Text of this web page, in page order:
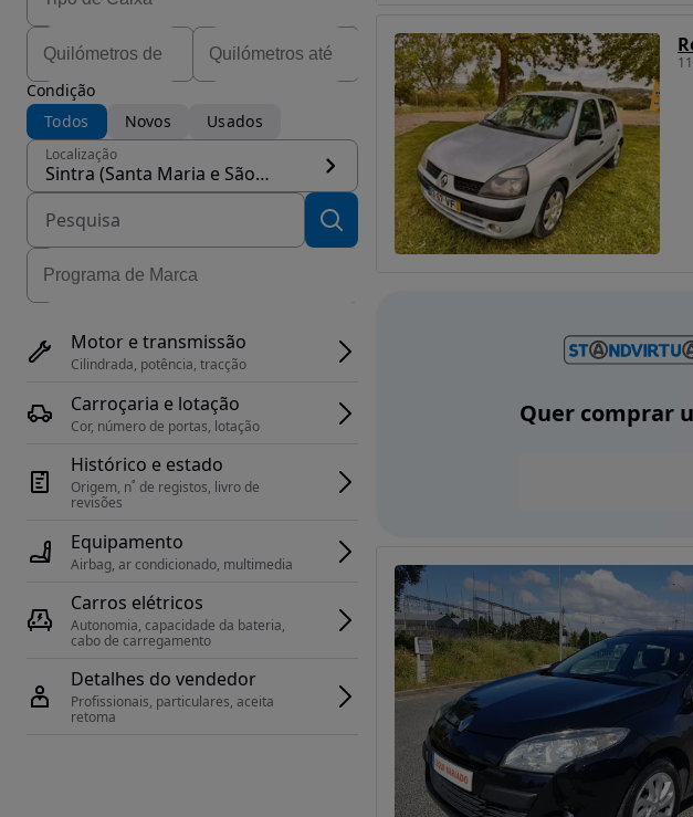
Condição
Todos
Novos Usados
Localização
Sintra (Santa Maria e São Miguel, São Martinho e São Pedro de Penaferrim)
Motor e transmissão
Cilindrada, potência, tracção
Carroçaria e lotação
Cor, número de portas, lotação
Histórico e estado
Origem, n˚ de registos, livro de
revisões
Equipamento
Airbag, ar condicionado, multimedia
Carros elétricos
Autonomia, capacidade da bateria,
cabo de carregamento
Detalhes do vendedor
Profissionais, particulares, aceita
retoma
Quer comprar